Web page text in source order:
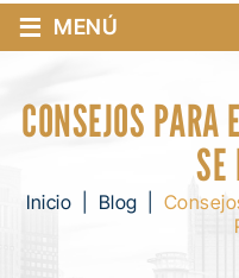
≡ MENÚ
CONSEJOS PARA
SE
Inicio Blog